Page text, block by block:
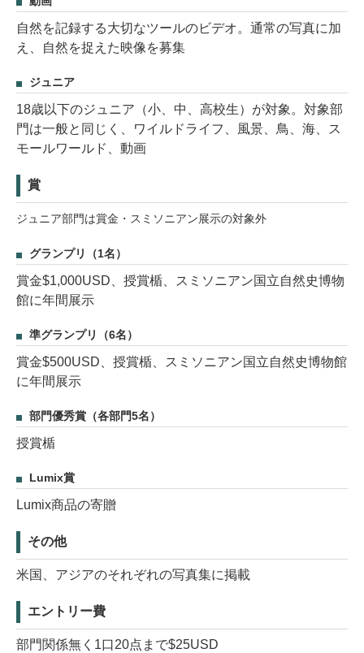
自然を記録する大切なツールのビデオ。通常の写真に加
え、自然を捉えた映像を募集
ジュニア
18歳以下のジュニア（小、中、高校生）が対象。対象部
門は一般と同じく、ワイルドライフ、風景、鳥、海、ス
モールワールド、動画
賞
ジュニア部門は賞金・スミソニアン展示の対象外
グランプリ（1名）
賞金$1,000USD、授賞楯、スミソニアン国立自然史博物
館に年間展示
準グランプリ（6名）
賞金$500USD、授賞楯、スミソニアン国立自然史博物館
に年間展示
部門優秀賞（各部門5名）
授賞楯
Lumix賞
Lumix商品の寄贈
その他
米国、アジアのそれぞれの写真集に掲載
エントリー費
部門関係無く1口20点まで$25USD